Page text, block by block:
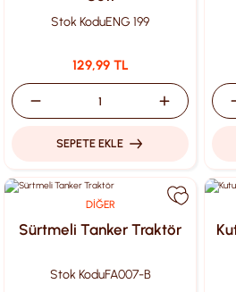
Stok KoduENG 199
129,99 TL
SEPETE EKLE
DİĞER
Sürtmeli Tanker Traktör
Stok KoduFA007-B